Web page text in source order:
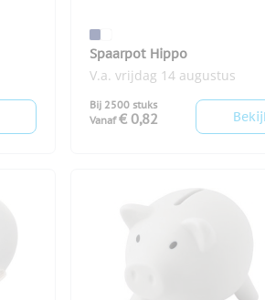
Spaarpot Hippo
V.a. vrijdag 14 augustus
Bij 2500 stuks
Vanaf € 0,82